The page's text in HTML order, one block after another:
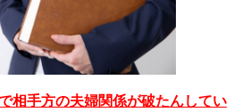
相手方の夫婦関係が破たんしてい